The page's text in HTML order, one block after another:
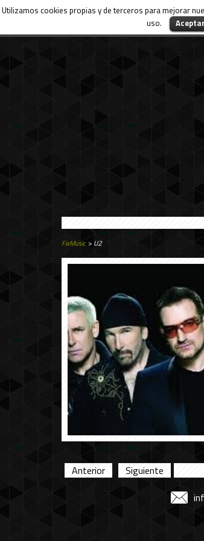
Utilizamos cookies propias y de terceros para mejorar
uso.
Aceptar
FixMusic> U2
Anterior
Siguiente